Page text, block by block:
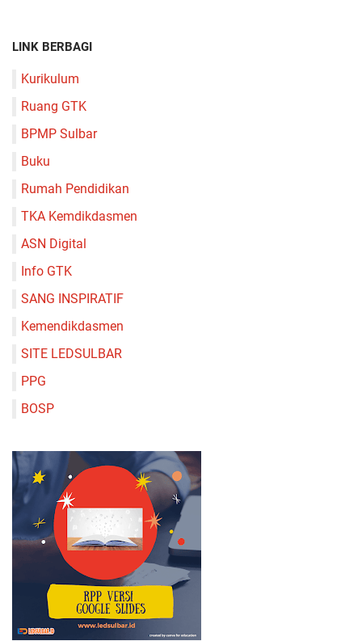
LINK BERBAGI
Kurikulum
Ruang GTK
BPMP Sulbar
Buku
Rumah Pendidikan
TKA Kemdikdasmen
ASN Digital
Info GTK
SANG INSPIRATIF
Kemendikdasmen
SITE LEDSULBAR
PPG
BOSP